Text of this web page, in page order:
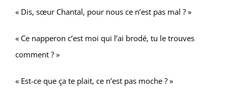
« Dis, sœur Chantal, pour nous ce n’est pas mal ? »
« Ce napperon c’est moi qui l’ai brodé, tu le trouves
comment ? »
« Est-ce que ça te plait, ce n’est pas moche ? »